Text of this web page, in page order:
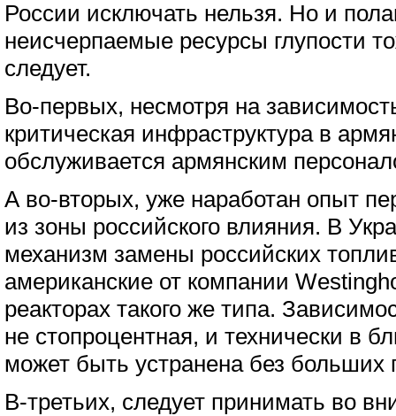
России исключать нельзя. Но и
неисчерпаемые ресурсы глупости
следует.
Во-первых, несмотря на
критическая инфраструктура в
обслуживается армянским
А во-вторых, уже наработан опыт
из зоны российского влияния. В
механизм замены российских
американские от компании
реакторах такого же типа.
не стопроцентная, и технически в
может быть устранена без больших
В-третьих, следует принимать во